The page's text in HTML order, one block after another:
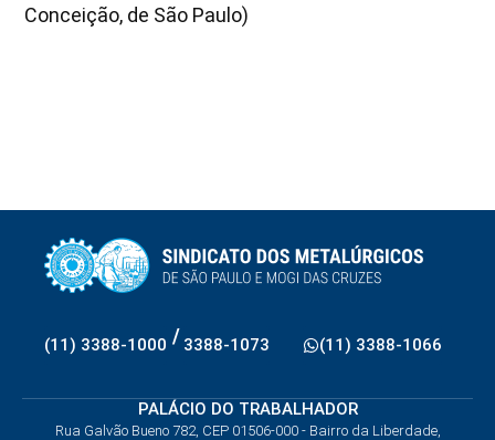
Conceição, de São Paulo)
(11) 3388-1000 / 3388-1073 (11) 3388-1066
PALÁCIO DO TRABALHADOR
Rua Galvão Bueno 782, CEP 01506-000 - Bairro da Liberdade,